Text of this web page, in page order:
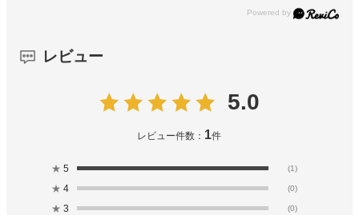
レビュー
5.0
レビュー件数： 1件
★ 5 (1)
★ 4 (0)
★ 3 (0)